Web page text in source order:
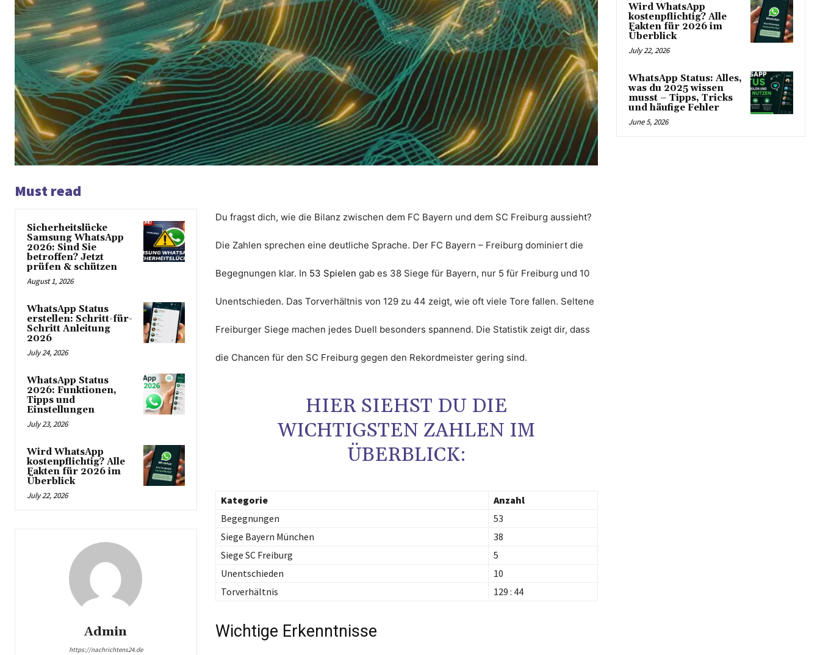
Must read
Sicherheitslücke
Samsung WhatsApp
2026: Sind Sie
betroffen? Jetzt
prüfen & schützen
August 1, 2026
WhatsApp Status
erstellen: Schritt-für-
Schritt Anleitung
2026
July 24, 2026
WhatsApp Status
2026: Funktionen,
Tipps und
Einstellungen
July 23, 2026
Wird WhatsApp
kostenpflichtig? Alle
Fakten für 2026 im
Überblick
July 22, 2026
Admin
https://nachrichtens24.de
Du fragst dich, wie die Bilanz zwischen dem FC Bayern und dem SC Freiburg aussieht?
Die Zahlen sprechen eine deutliche Sprache. Der FC Bayern – Freiburg dominiert die
Begegnungen klar. In 53 Spielen gab es 38 Siege für Bayern, nur 5 für Freiburg und 10
Unentschieden. Das Torverhältnis von 129 zu 44 zeigt, wie oft viele Tore fallen. Seltene
Freiburger Siege machen jedes Duell besonders spannend. Die Statistik zeigt dir, dass
die Chancen für den SC Freiburg gegen den Rekordmeister gering sind.
HIER SIEHST DU DIE
WICHTIGSTEN ZAHLEN IM
ÜBERBLICK:
Kategorie
Anzahl
Begegnungen
53
Siege Bayern München
38
Siege SC Freiburg
5
Unentschieden
10
Torverhältnis
129 : 44
Wichtige Erkenntnisse
Wird WhatsApp
kostenpflichtig? Alle
Fakten für 2026 im
Überblick
July 22, 2026
WhatsApp Status: Alles,
was du 2025 wissen
musst – Tipps, Tricks
und häufige Fehler
June 5, 2026